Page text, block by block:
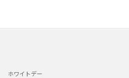
ホワイトデー